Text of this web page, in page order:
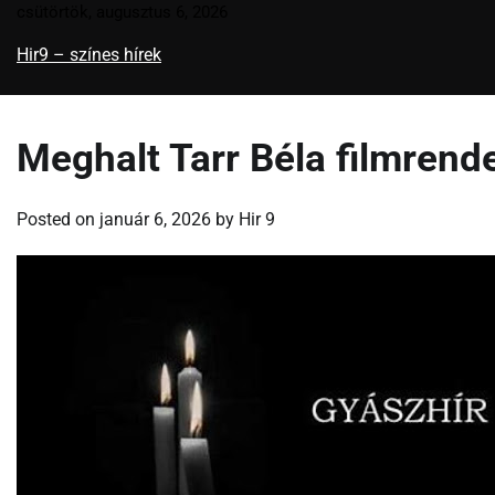
content
Hir9 – színes hírek
Meghalt Tarr Béla
Posted on január 6, 2026 by Hir 9